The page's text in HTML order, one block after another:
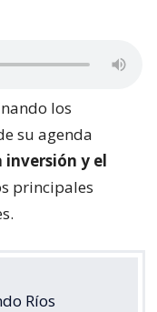
los
su agenda
inversión y el
principales
Ríos